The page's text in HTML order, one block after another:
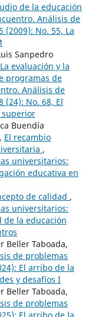
de la educación
Análisis de
No. 55, La
Sanpedro
evaluación y la
programas de
Análisis de
No. 68, El
superior
Buendía
El recambio
,
universitarios:
educativa en
de calidad ,
universitarios:
de la educación
Beller Taboada,
de problemas
El arribo de la
y desafíos I
Beller Taboada,
de problemas
El arribo de la